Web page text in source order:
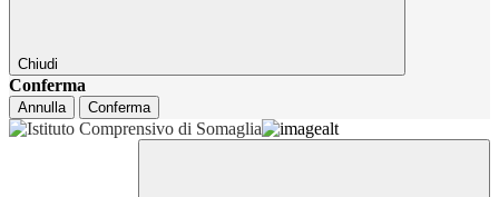
Chiudi
Conferma
Annulla Conferma